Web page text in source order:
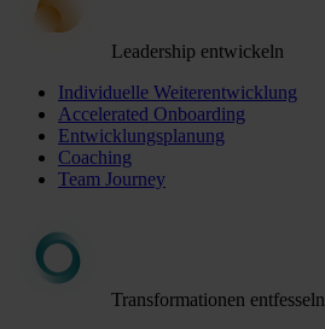
Leadership entwickeln
Individuelle Weiterentwicklung
Accelerated Onboarding
Entwicklungsplanung
Coaching
Team Journey
Transformationen entfesseln